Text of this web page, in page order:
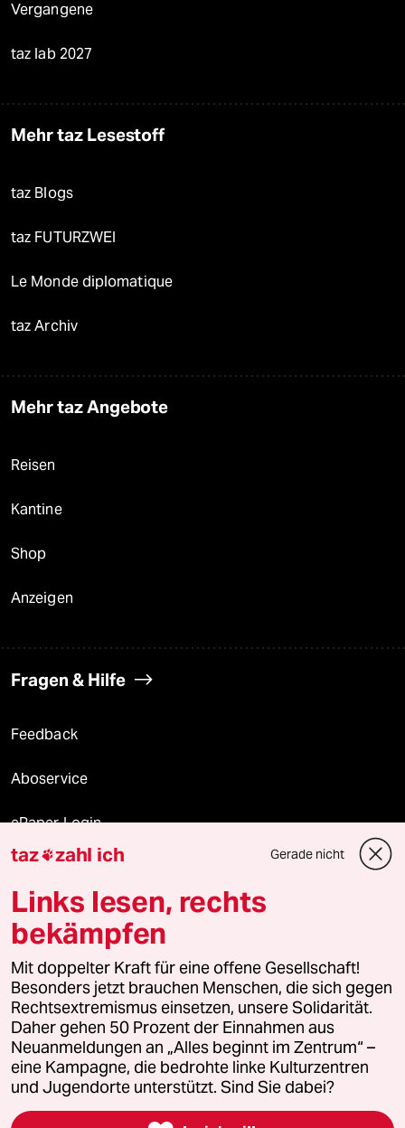
Vergangene
taz lab 2027
Mehr taz Lesestoff
taz Blogs
taz FUTURZWEI
Le Monde diplomatique
taz Archiv
Mehr taz Angebote
Reisen
Kantine
Shop
Anzeigen
Fragen & Hilfe
Feedback
Aboservice
ePaper Login
Downloads für Abonnierende
© 2026 taz Verlags und Vertriebs GmbH
Alle Rechte vorbehalten. Bei rechtlichen Fragen oder für Genehmigungen
wenden Sie sich bitte an lizenzen@taz.de
Feedback Redaktionsstatut Kommune-Richtlinien
Leitlinie Informant Datenschutz Impressum AGB
Seitenwende Einwilligungen widerrufen (Ads)
taz zahl ich Gerade nicht
Links lesen, rechts
bekämpfen
Mit doppelter Kraft für eine offene Gesellschaft!
Besonders jetzt brauchen Menschen, die sich gegen
Rechtsextremismus einsetzen, unsere Solidarität.
Daher gehen 50 Prozent der Einnahmen aus
Neuanmeldungen an „Alles beginnt im Zentrum“ –
eine Kampagne, die bedrohte linke Kulturzentren
und Jugendorte unterstützt. Sind Sie dabei?